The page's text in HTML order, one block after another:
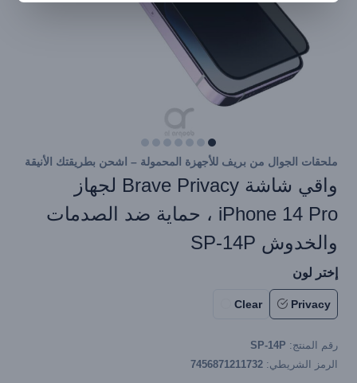
ملحقات الجوال من بريف للأجهزة المحمولة – اشحن بطريقتك الأنيقة
واقي شاشة Brave Privacy لجهاز
iPhone 14 Pro ، حماية ضد الصدمات
والخدوش SP-14P
إختر لون
Privacy
Clear
رقم المنتج: SP-14P
الرمز الشريطي: 7456871211732